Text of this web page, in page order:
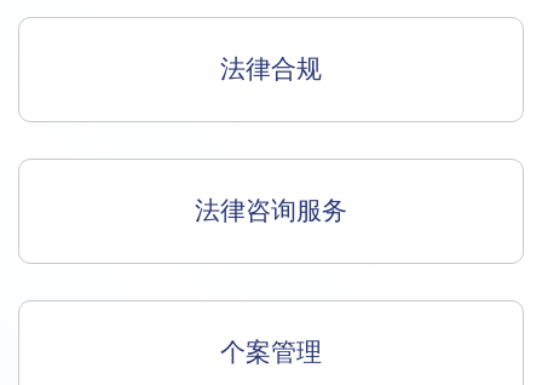
法律合规
法律咨询服务
个案管理